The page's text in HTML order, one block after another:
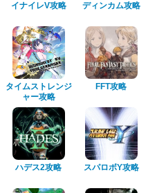
イナイレV攻略 ディンカム攻略
タイムストレンジ
ャー攻略
FFT攻略
ハデス2攻略 スパロボY攻略